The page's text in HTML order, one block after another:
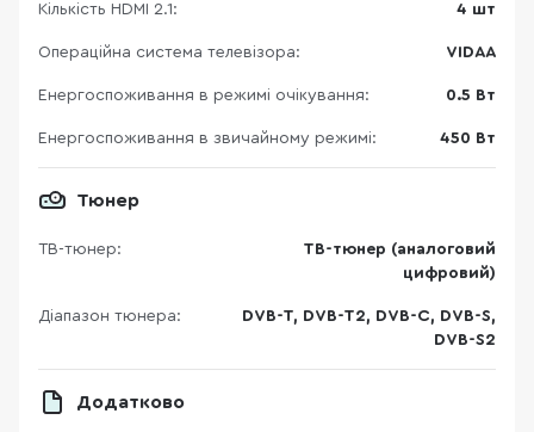
Кількість HDMI 2.1: 4 шт
Операційна система телевізора: VIDAA
Енергоспоживання в режимі очікування: 0.5 Вт
Енергоспоживання в звичайному режимі: 450 Вт
Тюнер
ТВ-тюнер:
ТВ-тюнер (аналоговий
цифровий)
Діапазон тюнера:
DVB-T, DVB-T2, DVB-C, DVB-S,
DVB-S2
Додатково